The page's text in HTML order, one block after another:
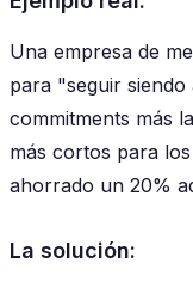
Una empresa de
para "seguir
commitments más
más cortos para
ahorrado un 20%
La solución: